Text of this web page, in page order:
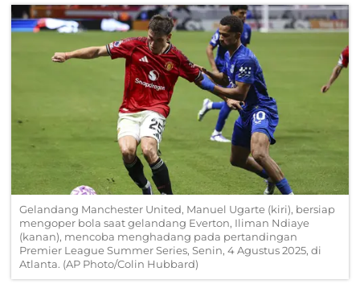
Gelandang Manchester United, Manuel Ugarte (kiri), bersiap
mengoper bola saat gelandang Everton, Iliman Ndiaye
(kanan), mencoba menghadang pada pertandingan
Premier League Summer Series, Senin, 4 Agustus 2025, di
Atlanta. (AP Photo/Colin Hubbard)